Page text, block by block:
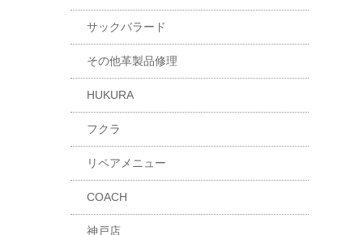
サックバラード
その他革製品修理
HUKURA
フクラ
リペアメニュー
COACH
神戸店